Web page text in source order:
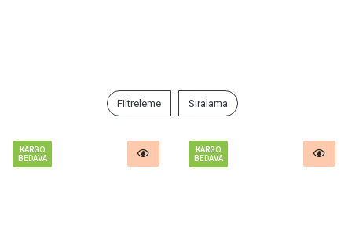
Filtreleme Sıralama
KARGO
BEDAVA
KARGO
BEDAVA